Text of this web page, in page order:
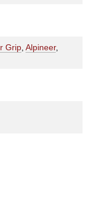
Grip Alpineer,